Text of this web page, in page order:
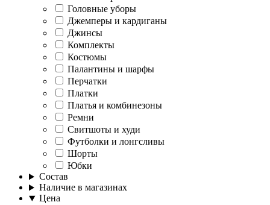
Головные уборы
Джемперы и кардиганы
Джинсы
Комплекты
Костюмы
Палантины и шарфы
Перчатки
Платки
Платья и комбинезоны
Ремни
Свитшоты и худи
Футболки и лонгсливы
Шорты
Юбки
Состав
Наличие в магазинах
Цена